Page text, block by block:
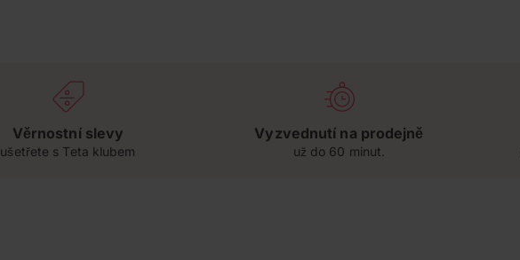
Věrnostní slevy
ušetřete s Teta klubem
Vyzvednutí na prodejně
už do 60 minut.